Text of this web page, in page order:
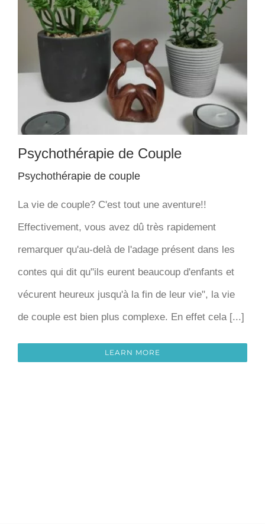
Psychothérapie de Couple
Psychothérapie de couple
La vie de couple? C'est tout une aventure!!
Effectivement, vous avez dû très rapidement
remarquer qu'au-delà de l'adage présent dans les
contes qui dit qu"ils eurent beaucoup d'enfants et
vécurent heureux jusqu'à la fin de leur vie", la vie
de couple est bien plus complexe. En effet cela [...]
LEARN MORE